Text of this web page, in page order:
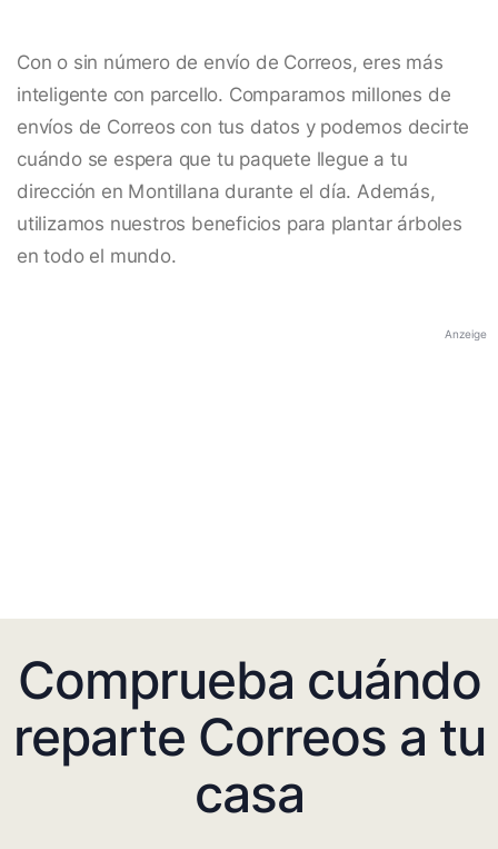
Con o sin número de envío de Correos, eres más
inteligente con parcello. Comparamos millones de
envíos de Correos con tus datos y podemos decirte
cuándo se espera que tu paquete llegue a tu
dirección en Montillana durante el día. Además,
utilizamos nuestros beneficios para plantar árboles
en todo el mundo.
Anzeige
Comprueba cuándo
reparte Correos a tu
casa